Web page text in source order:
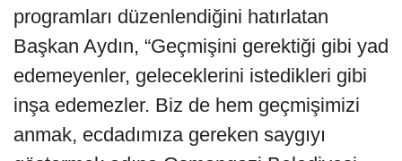
programları düzenlendiğini hatırlatan
Başkan Aydın, “Geçmişini gerektiği gibi yad
edemeyenler, geleceklerini istedikleri gibi
inşa edemezler. Biz de hem geçmişimizi
anmak, ecdadımıza gereken saygıyı